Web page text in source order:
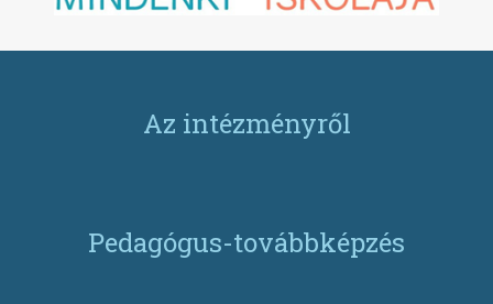
Az intézményről
Pedagógus-továbbképzés